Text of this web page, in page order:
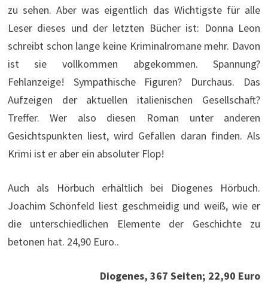
zu sehen. Aber was eigentlich das Wichtigste für alle
Leser dieses und der letzten Bücher ist: Donna Leon
schreibt schon lange keine Kriminalromane mehr. Davon
ist sie vollkommen abgekommen. Spannung?
Fehlanzeige! Sympathische Figuren? Durchaus. Das
Aufzeigen der aktuellen italienischen Gesellschaft?
Treffer. Wer also diesen Roman unter anderen
Gesichtspunkten liest, wird Gefallen daran finden. Als
Krimi ist er aber ein absoluter Flop!
Auch als Hörbuch erhältlich bei Diogenes Hörbuch.
Joachim Schönfeld liest geschmeidig und weiß, wie er
die unterschiedlichen Elemente der Geschichte zu
betonen hat. 24,90 Euro..
Diogenes, 367 Seiten; 22,90 Euro